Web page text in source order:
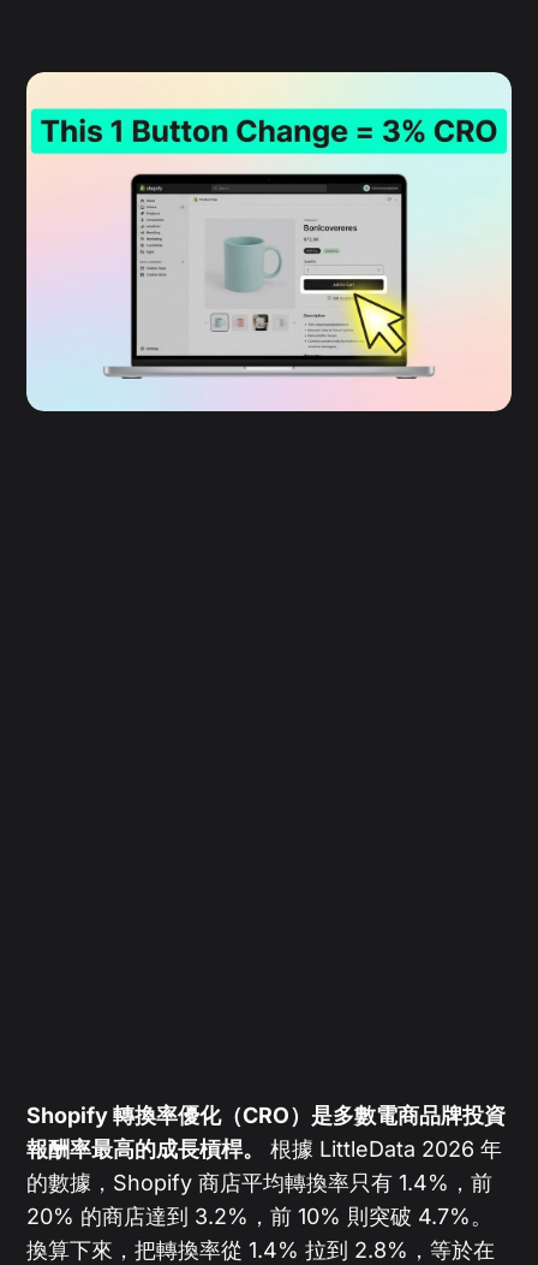
Shopify 轉換率優化（CRO）是多數電商品牌投資
報酬率最高的成長槓桿。
根據 LittleData 2026 年
的數據，Shopify 商店平均轉換率只有 1.4%，前
20% 的商店達到 3.2%，前 10% 則突破 4.7%。
換算下來，把轉換率從 1.4% 拉到 2.8%，等於在